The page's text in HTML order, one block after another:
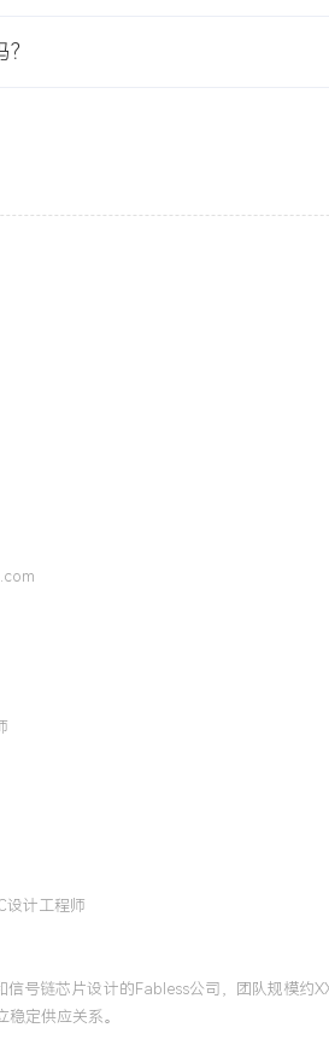
），主修模拟集成电路设计、半导体物
，并通过系统级仿真验证整体性能，成
队协作：熟练掌握与版图、测试、应用工
解决测试中的技术问题，主导编写的设
晰，对设计细节敏感，善于通过数据分
发周期与多任务并行的压力。
用于一款低功耗LDO的研发中，通过采
静态电流降至XXXnA级别，芯片已通过客
设计工程师
信号链芯片设计的Fabless公司，团队规模
定供应关系。